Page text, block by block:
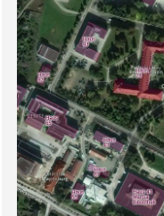
Sicherheitsabfrage: